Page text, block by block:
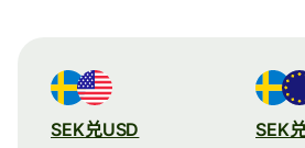
SEK兑USD SEK